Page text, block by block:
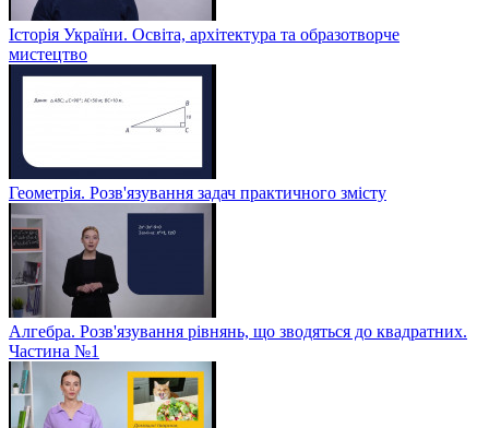
Історія України. Освіта, архітектура та образотворче
мистецтво
Геометрія. Розв'язування задач практичного змісту
Алгебра. Розв'язування рівнянь, що зводяться до квадратних.
Частина №1